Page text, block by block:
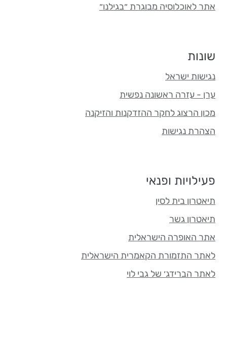
אתר לאוכלוסיה מבוגרת ״בגילנו״
שונות
נגישות ישראל
ערן - עזרה ראשונה נפשית
מכון הרצוג לחקר ההזדקנות והזיקנה
הצהרת נגישות
פעילויות ופנאי
תיאטרון בית לסין
תיאטרון גשר
אתר האופרה הישראלית
לאתר התזמורת הקאמרית הישראלית
לאתר הברידג׳ של גבי לוי